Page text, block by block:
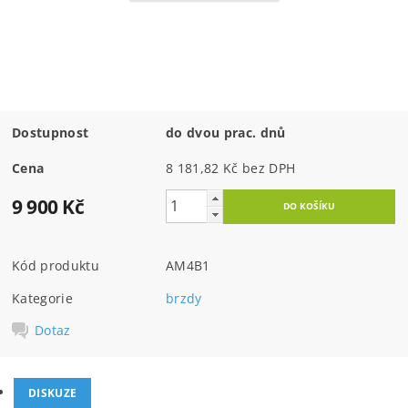
Dostupnost do dvou prac. dnů
Cena 8 181,82 Kč bez DPH
9 900 Kč
Kód produktu
AM4B1
Kategorie
brzdy
Dotaz
DISKUZE